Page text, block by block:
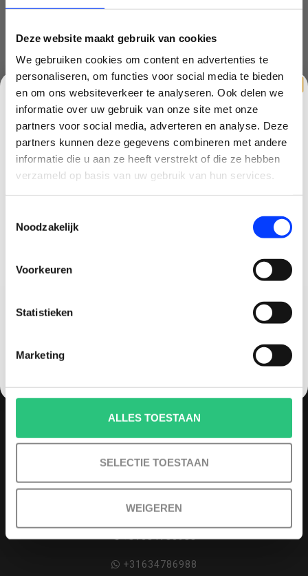
Deze website maakt gebruik van cookies
We gebruiken cookies om content en advertenties te
personaliseren, om functies voor social media te bieden
en om ons websiteverkeer te analyseren. Ook delen we
informatie over uw gebruik van onze site met onze
partners voor social media, adverteren en analyse. Deze
partners kunnen deze gegevens combineren met andere
informatie die u aan ze heeft verstrekt of die ze hebben
verzameld op basis van uw gebruik van hun services.
Noodzakelijk
Voorkeuren
Statistieken
Marketing
ALLES TOESTAAN
SELECTIE TOESTAAN
WEIGEREN
mavic3t(1)
mini 3 pro(1)
mini drone(6)
nd filter(2)
quadcopter
race drone(1)
starter(1)
QUADCOPTER-SHOP
Contactgegevens
6132 SV
Sittard, Nederland
+31634786988
+31634786988
CLAIM KORTING OP JE EERSTE
BESTELLING!